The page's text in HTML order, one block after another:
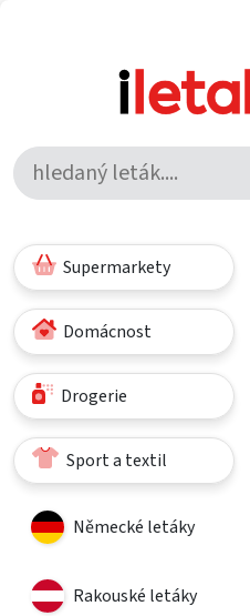
Supermarkety
Domácnost
Drogerie
Sport a textil
Německé letáky
Rakouské letáky